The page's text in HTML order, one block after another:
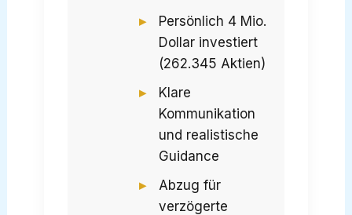
Persönlich 4 Mio.
Dollar investiert
(262.345 Aktien)
Klare
Kommunikation
und realistische
Guidance
Abzug für
verzögerte